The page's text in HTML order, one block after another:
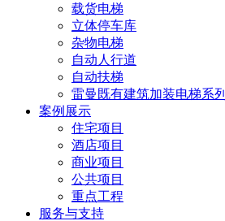
载货电梯
立体停车库
杂物电梯
自动人行道
自动扶梯
雷曼既有建筑加装电梯系列
案例展示
住宅项目
酒店项目
商业项目
公共项目
重点工程
服务与支持